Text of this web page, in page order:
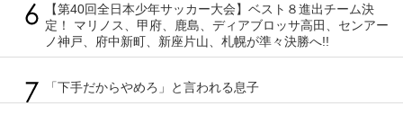
【第40回全日本少年サッカー大会】ベスト８進出チーム決
定！ マリノス、甲府、鹿島、ディアブロッサ高田、センアー
ノ神戸、府中新町、新座片山、札幌が準々決勝へ!!
「下手だからやめろ」と言われる息子